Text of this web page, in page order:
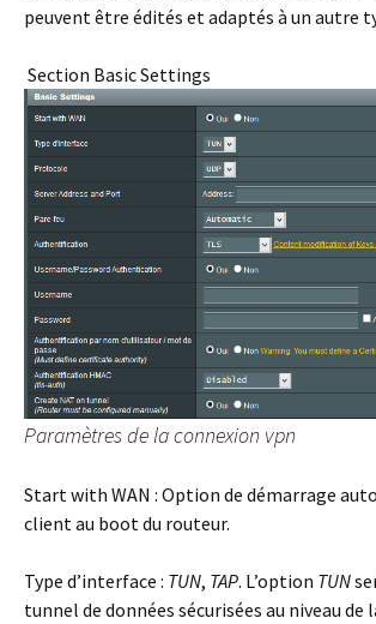
peuvent être édités et adaptés à un autre
Section Basic Settings
Paramètres de la connexion vpn
Start with WAN : Option de démarrage
client au boot du routeur.
Type d’interface : TUN, TAP. L’option TUN
tunnel de données sécurisées au niveau de